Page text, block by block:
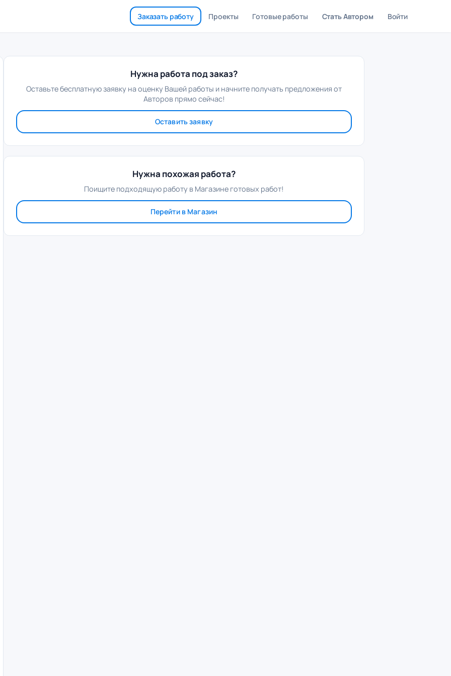
Заказать работу Проекты Готовые работы Стать Автором Войти
Нужна работа под заказ?
Оставьте бесплатную заявку на оценку Вашей работы и начните получать предложения от
Авторов прямо сейчас!
Оставить заявку
Нужна похожая работа?
Поищите подходящую работу в Магазине готовых работ!
Перейти в Магазин